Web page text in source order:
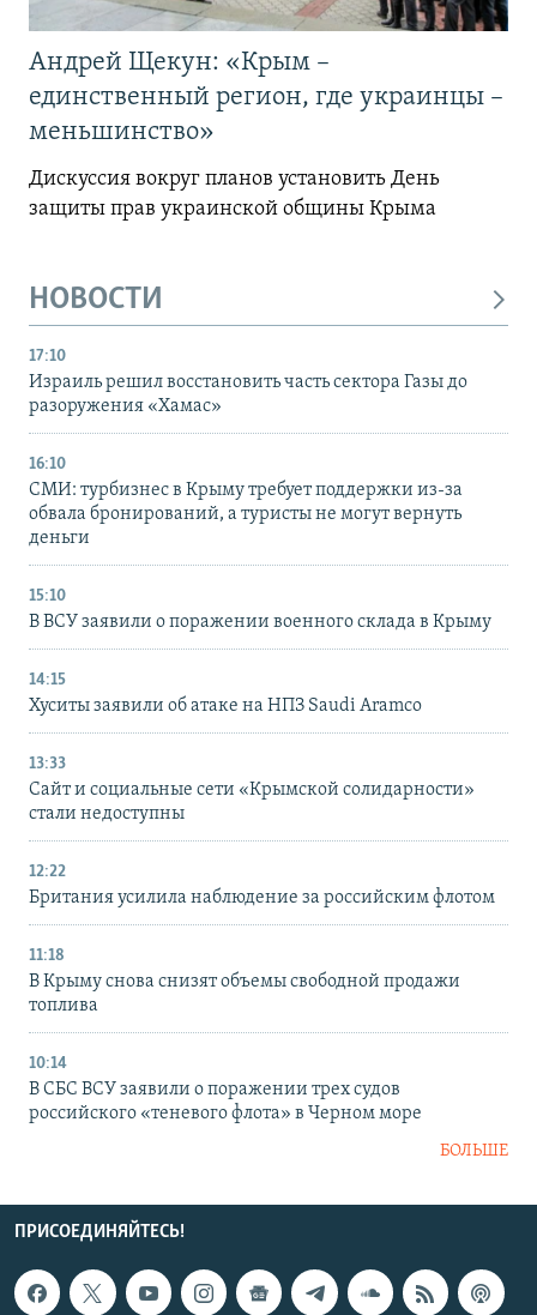
Андрей Щекун: «Крым –
единственный регион, где украинцы –
меньшинство»
Дискуссия вокруг планов установить День
защиты прав украинской общины Крыма
НОВОСТИ
17:10
Израиль решил восстановить часть сектора Газы до
разоружения «Хамас»
16:10
СМИ: турбизнес в Крыму требует поддержки из-за
обвала бронирований, а туристы не могут вернуть
деньги
15:10
В ВСУ заявили о поражении военного склада в Крыму
14:15
Хуситы заявили об атаке на НПЗ Saudi Aramco
13:33
Сайт и социальные сети «Крымской солидарности»
стали недоступны
12:22
Британия усилила наблюдение за российским флотом
11:18
В Крыму снова снизят объемы свободной продажи
топлива
10:14
В СБС ВСУ заявили о поражении трех судов
российского «теневого флота» в Черном море
БОЛЬШЕ
ПРИСОЕДИНЯЙТЕСЬ!